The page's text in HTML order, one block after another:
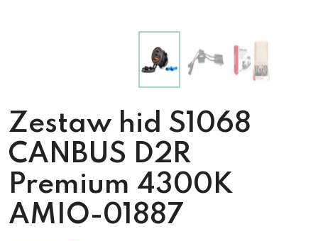
Zestaw hid S1068
CANBUS D2R
Premium 4300K
AMIO-01887